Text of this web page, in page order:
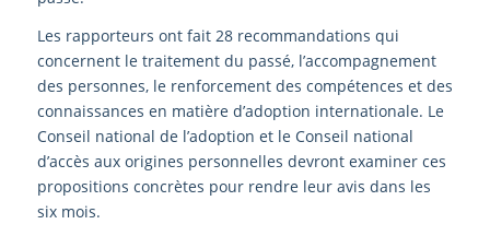
Les rapporteurs ont fait 28 recommandations qui
concernent le traitement du passé, l’accompagnement
des personnes, le renforcement des compétences et des
connaissances en matière d’adoption internationale. Le
Conseil national de l’adoption et le Conseil national
d’accès aux origines personnelles devront examiner ces
propositions concrètes pour rendre leur avis dans les
six mois.